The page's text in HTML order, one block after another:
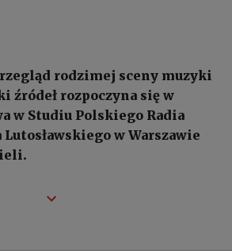
rodzimej sceny muzyki
źródeł rozpoczyna się w
w Studiu Polskiego Radia
w Warszawie